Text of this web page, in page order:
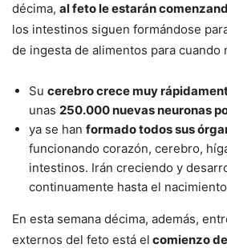
décima, al feto le estarán
los intestinos siguen formándose
de ingesta de alimentos para cuando
Su cerebro crece muy
unas 250.000 nuevas neuronas
ya se han formado todos sus
funcionando corazón, cerebro,
intestinos. Irán creciendo y
continuamente hasta el nacimiento
En esta semana décima, además,
externos del feto está el comienzo